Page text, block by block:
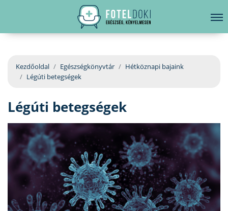
EGÉSZSÉGKÖNYVTÁR
BETEGSÉGKALAUZ
ÜGYELETKERESŐ
ORVOS VÁLASZOL
ORVOSKERESŐ
hirdetés
Kezdőoldal Egészségkönyvtár
Hétköznapi bajaink
Légúti betegségek
Légúti betegségek